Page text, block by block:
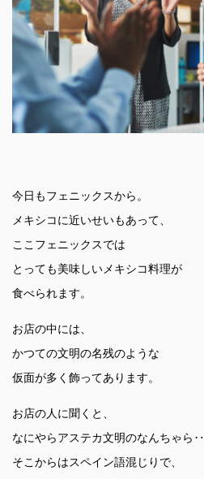
今日もフェニックスから。
メキシコに近いせいもあって、
ここフェニックスでは
とっても美味しいメキシコ料理が
食べられます。
お店の中には、
かつての文明の名残のような
仮面が多く飾ってあります。
お店の人に聞くと、
なにやらアステカ文明のなんちゃら‥
そこからはスペイン語混じりで、